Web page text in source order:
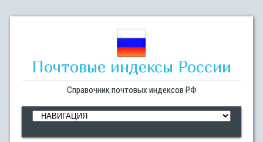
Почтовые индексы России
Справочник почтовых индексов РФ